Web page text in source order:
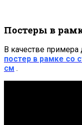
Постеры в
В качестве
постер в рамке со
см .